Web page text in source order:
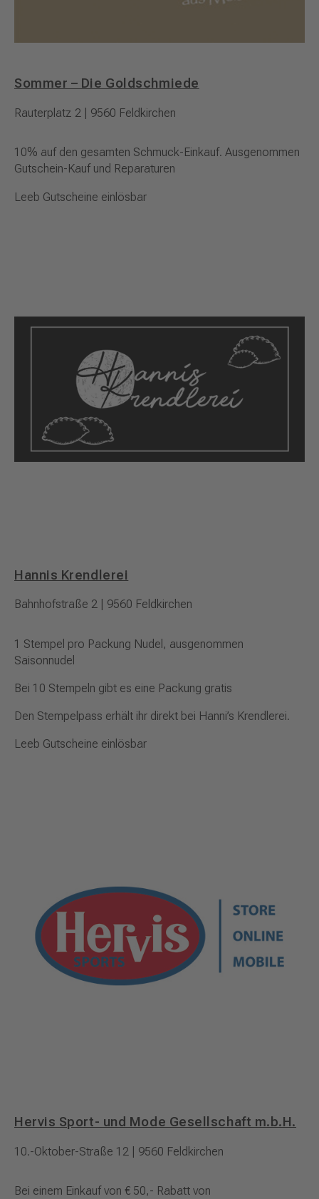
Sommer – Die Goldschmiede
Rauterplatz 2 | 9560 Feldkirchen
10% auf den gesamten Schmuck-Einkauf. Ausgenommen
Gutschein-Kauf und Reparaturen
Leeb Gutscheine einlösbar
Hannis Krendlerei
Bahnhofstraße 2 | 9560 Feldkirchen
1 Stempel pro Packung Nudel, ausgenommen
Saisonnudel
Bei 10 Stempeln gibt es eine Packung gratis
Den Stempelpass erhält ihr direkt bei Hanni’s Krendlerei.
Leeb Gutscheine einlösbar
Hervis Sport- und Mode Gesellschaft m.b.H.
10.-Oktober-Straße 12 | 9560 Feldkirchen
Bei einem Einkauf von € 50,- Rabatt von